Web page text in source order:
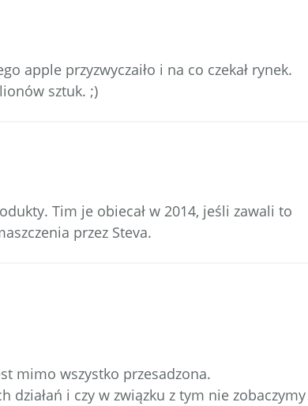
apple przyzwyczaiło i na co czekał rynek.
sztuk. ;)
Tim je obiecał w 2014, jeśli zawali to
przez Steva.
mimo wszystko przesadzona.
działań i czy w związku z tym nie zobaczymy